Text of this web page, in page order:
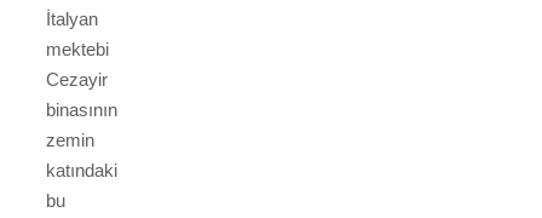
İtalyan
mektebi
Cezayir
binasının
zemin
katındaki
bu